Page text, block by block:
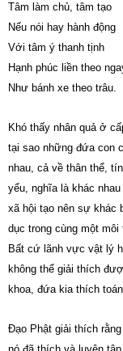
Tâm làm chủ, tâm tạo
Nếu nói hay hành động
Với tâm ý thanh tịnh
Hạnh phúc liền theo
Như bánh xe theo trâu.
Khó thấy nhân quả ở
tại sao những đứa con
nhau, cả về thân thể,
yểu, nghĩa là khác
xã hội tạo nên sự khác
dục trong cùng một
Bất cứ lãnh vực vật lý
không thể giải thích
khoa, đứa kia thích
Đạo Phật giải thích